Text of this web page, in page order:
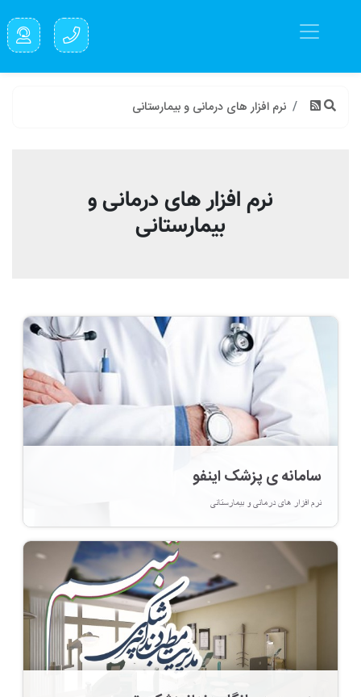
نرم افزار های درمانی و بیمارستانی
نرم افزار های درمانی و
بیمارستانی
سامانه ی پزشک اینفو
نرم افزار های درمانی و بیمارستانی